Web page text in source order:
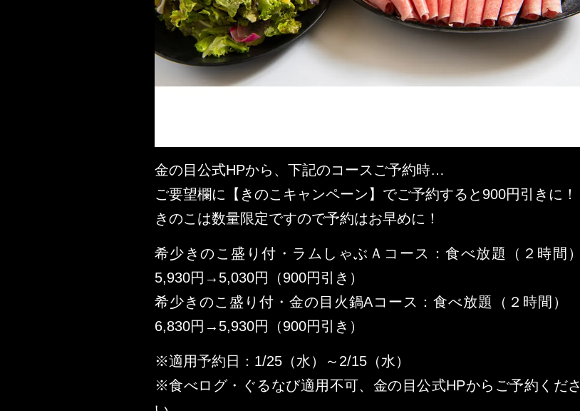
金の目公式HPから、下記のコースご予約時…
ご要望欄に【きのこキャンペーン】でご予約すると900円引きに！
きのこは数量限定ですので予約はお早めに！
希少きのこ盛り付・ラムしゃぶＡコース：食べ放題（２時間）
5,930円→5,030円（900円引き）
希少きのこ盛り付・金の目火鍋Aコース：食べ放題（２時間）
6,830円→5,930円（900円引き）
※適用予約日：1/25（水）～2/15（水）
※食べログ・ぐるなび適用不可、金の目公式HPからご予約くださ